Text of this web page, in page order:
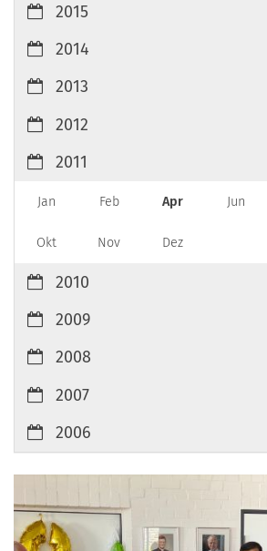
2015
2014
2013
2012
2011
Jan Feb Apr Jun
Okt Nov Dez
2010
2009
2008
2007
2006